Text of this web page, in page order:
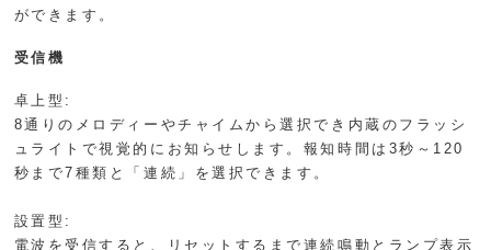
ができます。
受信機
卓上型:
8通りのメロディーやチャイムから選択でき内蔵のフラッシ
ュライトで視覚的にお知らせします。報知時間は3秒～120
秒まで7種類と「連続」を選択できます。
設置型:
電波を受信すると、リセットするまで連続鳴動とランプ表示